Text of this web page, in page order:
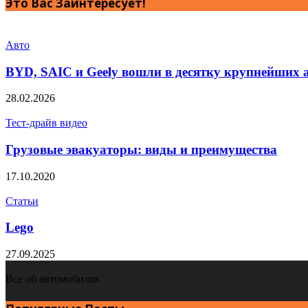
Это Вас Заинтересует!
Авто
BYD, SAIC и Geely вошли в десятку крупнейших
28.02.2026
Тест-драйв видео
Грузовые эвакуаторы: виды и преимущества
17.10.2020
Статьи
Lego
27.09.2025
Все об автомобилях